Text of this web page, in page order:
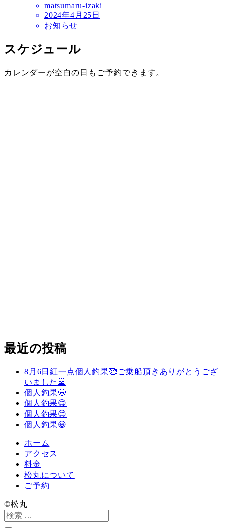
matsumaru-izaki
2024年4月25日
お知らせ
スケジュール
カレンダーが空白の日もご予約できます。
最近の投稿
8月6日紅一点個人釣果🥰ご乗船頂きありがとうござ
いました🙇
個人釣果🤩
個人釣果😋
個人釣果😊
個人釣果😀
ホーム
アクセス
料金
松丸について
ご予約
©️松丸
検
索